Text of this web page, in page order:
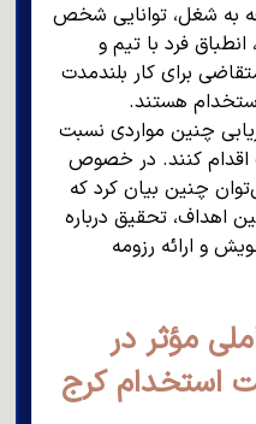
به شغل، توانایی شخص
فرد با تیم و
برای کار بلندمدت
هستند.
چنین مواردی نسبت
اقدام کنند. در خصوص
چنین بیان کرد که
تحقیق درباره
و ارائه رزومه
مؤثر در
استخدام کرج